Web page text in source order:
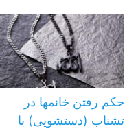
حکم رفتن خانمها در
تشناب (دستشویی) با